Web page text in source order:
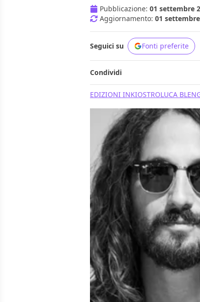
Pubblicazione: 01 settembre
Aggiornamento: 01
Seguici su Fonti preferite
Condividi
EDIZIONI INKIOSTROLUCA